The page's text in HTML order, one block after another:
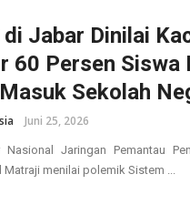
di Jabar Dinilai
60 Persen Siswa
Sekolah
Juni 25, 2026
Nasional Jaringan Pemantau
Matraji menilai polemik Sistem ...